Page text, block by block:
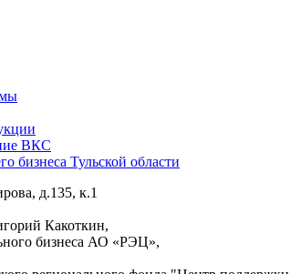
ВКС
бизнеса Тульской области
д.135, к.1
Какоткин,
бизнеса АО «РЭЦ»,